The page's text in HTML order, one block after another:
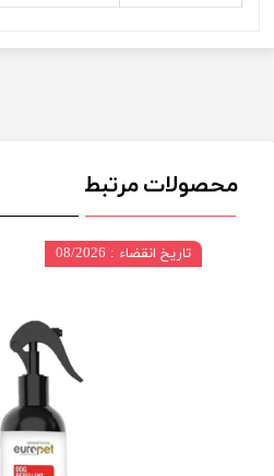
محصولات مرتبط
تاریخ انقضاء : 08/2026